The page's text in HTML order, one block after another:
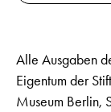
Alle Ausgaben
Eigentum der
Museum Berlin,